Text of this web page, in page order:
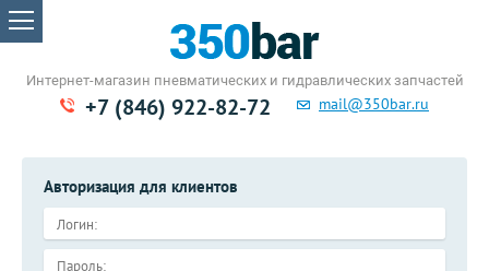
Интернет-магазин пневматическихи гидравлических запчастей
+7 (846) 922-82-72 mail@350bar.ru
Авторизация для клиентов